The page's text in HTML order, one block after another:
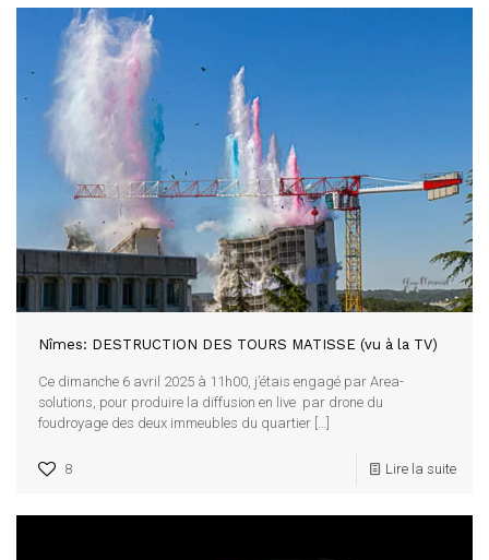
Nîmes: DESTRUCTION DES TOURS MATISSE (vu à la TV)
Ce dimanche 6 avril 2025 à 11h00, j’étais engagé par Area-
solutions, pour produire la diffusion en live par drone du
foudroyage des deux immeubles du quartier […]
8 Lire la suite